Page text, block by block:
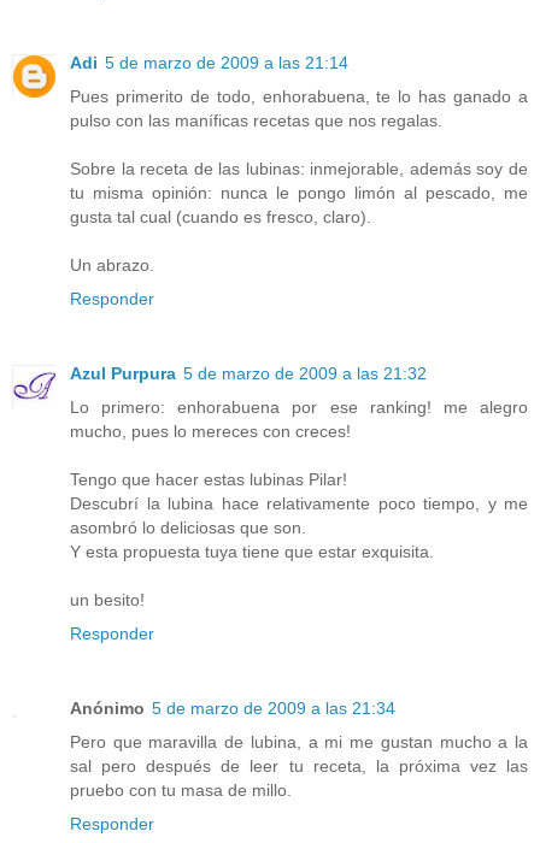
Adi 5 de marzo de 2009 a las 21:14
Pues primerito de todo, enhorabuena, te lo has ganado a
pulso con las maníficas recetas que nos regalas.
Sobre la receta de las lubinas: inmejorable, además soy de
tu misma opinión: nunca le pongo limón al pescado, me
gusta tal cual (cuando es fresco, claro).
Un abrazo.
Responder
Azul Purpura 5 de marzo de 2009 a las 21:32
Lo primero: enhorabuena por ese ranking! me alegro
mucho, pues lo mereces con creces!
Tengo que hacer estas lubinas Pilar!
Descubrí la lubina hace relativamente poco tiempo, y me
asombró lo deliciosas que son.
Y esta propuesta tuya tiene que estar exquisita.
un besito!
Responder
Anónimo 5 de marzo de 2009 a las 21:34
Pero que maravilla de lubina, a mi me gustan mucho a la
sal pero después de leer tu receta, la próxima vez las
pruebo con tu masa de millo.
Responder